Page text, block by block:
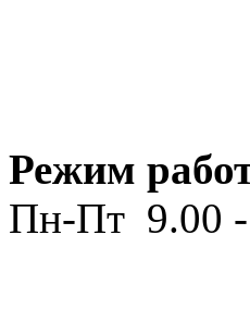
Режим
Пн-Пт 9.00 -